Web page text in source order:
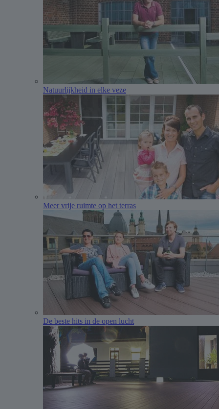
Natuurlijkheid in elke veze
Meer vrije ruimte op het terras
De beste hits in de open lucht